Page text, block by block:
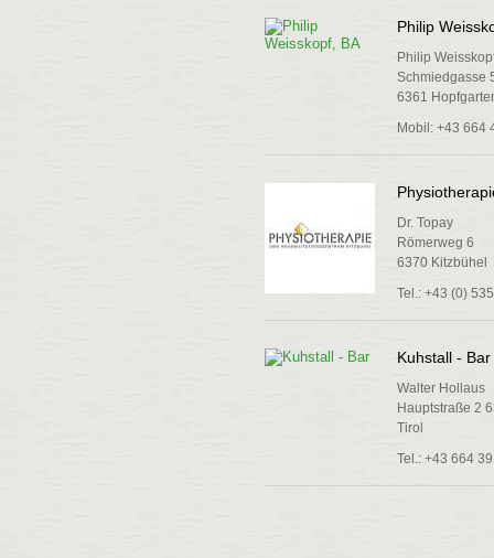
Philip
Philip
Schmiedgasse
6361
Mobil: +43 664
Dr. Topay
Römerweg 6
6370 Kitzbühel
Tel.: +43 (0)
Kuhstall - Bar
Walter Hollaus
Hauptstraße 2
Tirol
Tel.: +43 664